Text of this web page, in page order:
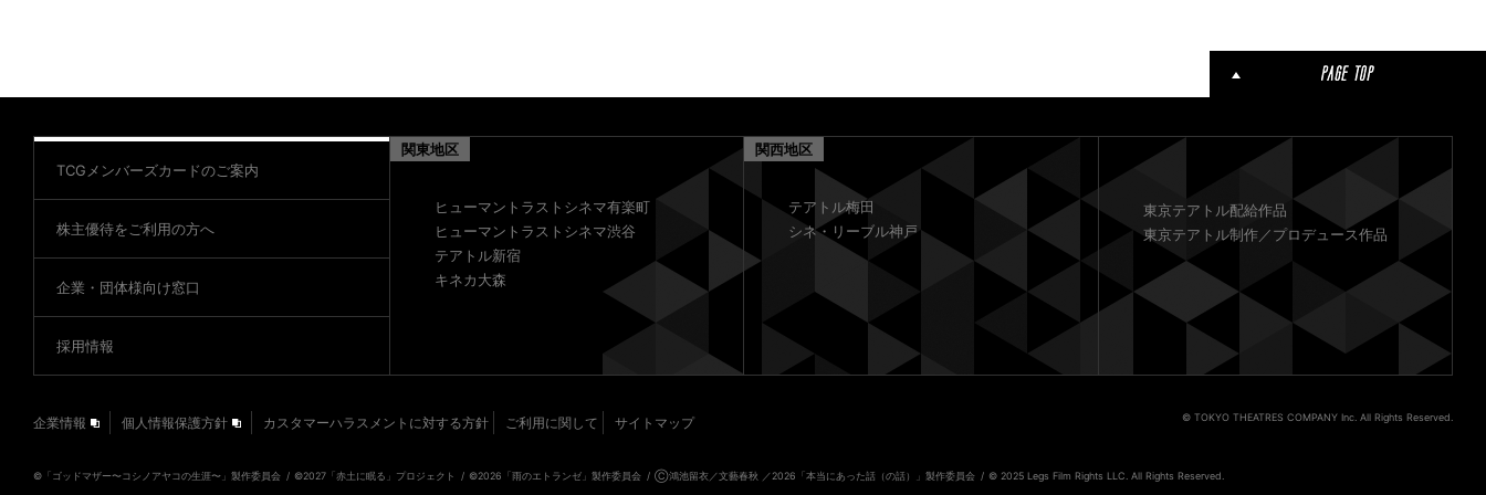
TCGメンバーズカードのご案内
株主優待をご利用の方へ
企業・団体様向け窓口
採用情報
関東地区
ヒューマントラストシネマ有楽町
ヒューマントラストシネマ渋谷
テアトル新宿
キネカ大森
関西地区
テアトル梅田
シネ・リーブル神戸
東京テアトル配給作品
東京テアトル制作／プロデュース作品
企業情報 個人情報保護方針 カスタマーハラスメントに対する方針 ご利用に関して サイトマップ © TOKYO THEATRES COMPANY Inc. All Rights Reserved.
©「ゴッドマザー〜コシノアヤコの⽣涯〜」製作委員会 ©2027「⾚⼟に眠る」プロジェクト ©2026「雨のエトランゼ」製作委員会 Ⓒ鴻池留衣／文藝春秋 ／2026「本当にあった話（の話）」製作委員会 © 2025 Legs Film Rights LLC. All Rights Reserved.